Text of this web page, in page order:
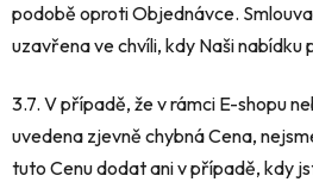
podobě oproti Objednávce.
uzavřena ve chvíli, kdy Naši nabídku
3.7. V případě, že v rámci E-shopu
uvedena zjevně chybná Cena,
tuto Cenu dodat ani v případě, kdy